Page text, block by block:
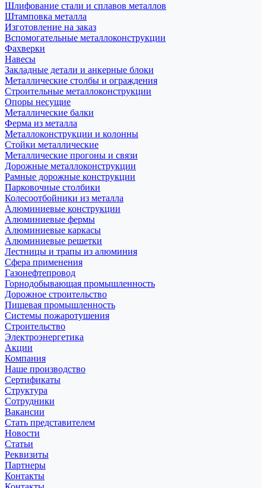
Шлифование стали и сплавов металлов
Штамповка металла
Изготовление на заказ
Вспомогательные металлоконструкции
Фахверки
Навесы
Закладные детали и анкерные блоки
Металлические столбы и ограждения
Строительные металлоконструкции
Опоры несущие
Металлические балки
Ферма из металла
Металлоконструкции и колонны
Стойки металлические
Металлические прогоны и связи
Дорожные металлоконструкции
Рамные дорожные конструкции
Парковочные столбики
Колесоотбойники из металла
Алюминиевые конструкции
Алюминиевые фермы
Алюминиевые каркасы
Алюминиевые решетки
Лестницы и трапы из алюминия
Сфера применения
Газонефтепровод
Горнодобывающая промышленность
Дорожное строительство
Пищевая промышленность
Системы пожаротушения
Строительство
Электроэнергетика
Акции
Компания
Наше производство
Сертификаты
Структура
Сотрудники
Вакансии
Стать представителем
Новости
Статьи
Реквизиты
Партнеры
Контакты